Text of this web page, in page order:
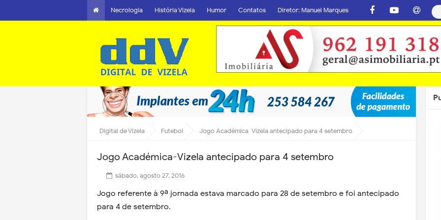
Necrologia História Vizela Humor Contatos Diretor: Manuel Marques
Digital de Vizela Futebol Jogo Académica-Vizela antecipado para 4 setembro
Jogo Académica-Vizela antecipado para 4 setembro
sábado, agosto 27, 2016
Jogo referente à 9ª jornada estava marcado para 28 de setembro e foi antecipado
para 4 de setembro.